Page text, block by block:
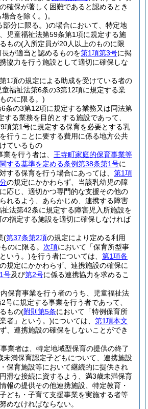
確保が著しく困難であると認めるとき
場合を除く。)。
部分に限る。)の場合において、特定地
児童福祉法第59条第1項に規定する施
もの(入所定員が20人以上のものに限
長が適当と認めるものを第1項第3号に掲
協力を行う施設として適切に確保しな
1項の規定による助成を受けている者の
童福祉法第6条の3第12項に規定する業
のに限る。)
6条の3第12項に規定する業務又は同法第
する業務を目的とする施設であって、
項第1号に規定する保育を必要とする乳
行うことに要する費用に係る地方公共
ているもの
を行う者は、 王寺町家庭的保育事業等
する基準を定める条例第38条第1号に
する保育を行う場合にあっては、 第1項
の規定にかかわらず、当該乳幼児の障
応じ、適切かつ専門的な支援その他の
れるよう、あらかじめ、連携する障害
祉法第42条に規定する障害児入所施設を
の指定する施設を適切に確保しなければ
(第37条第2項の規定により定める利用
のに限る。 次項において「保育所型事
いう。)を行う者については、 第1項各
の規定にかかわらず、連携施設の確保に
号及び第2号に係る連携協力を求めるこ
保育事業を行う者のうち、児童福祉法
号に規定する事業を行う者であって、
もの(附則第5条において「特例保育所
者」という。)については、 第1項本文
、連携施設の確保をしないことができ
業者は、特定地域型保育の提供の終了
未満保育認定子どもについて、連携施設
保育施設等において継続的に提供され
滑な接続に資するよう、満3歳未満保育
報の提供その他連携施設、特定教育・
ども・子育て支援事業を実施する者等
めなければならない。